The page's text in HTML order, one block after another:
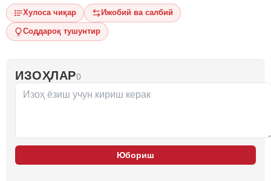
Хулоса чиқар Ижобий ва салбий
Соддароқ тушунтир
ИЗОҲЛАР0
Юбориш